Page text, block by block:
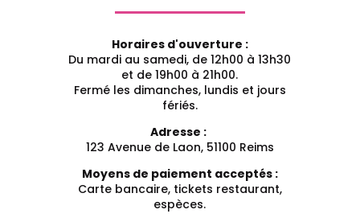
Horaires d'ouverture :
Du mardi au samedi, de 12h00 à 13h30
et de 19h00 à 21h00.
Fermé les dimanches, lundis et jours
fériés.
Adresse :
123 Avenue de Laon, 51100 Reims
Moyens de paiement acceptés :
Carte bancaire, tickets restaurant,
espèces.